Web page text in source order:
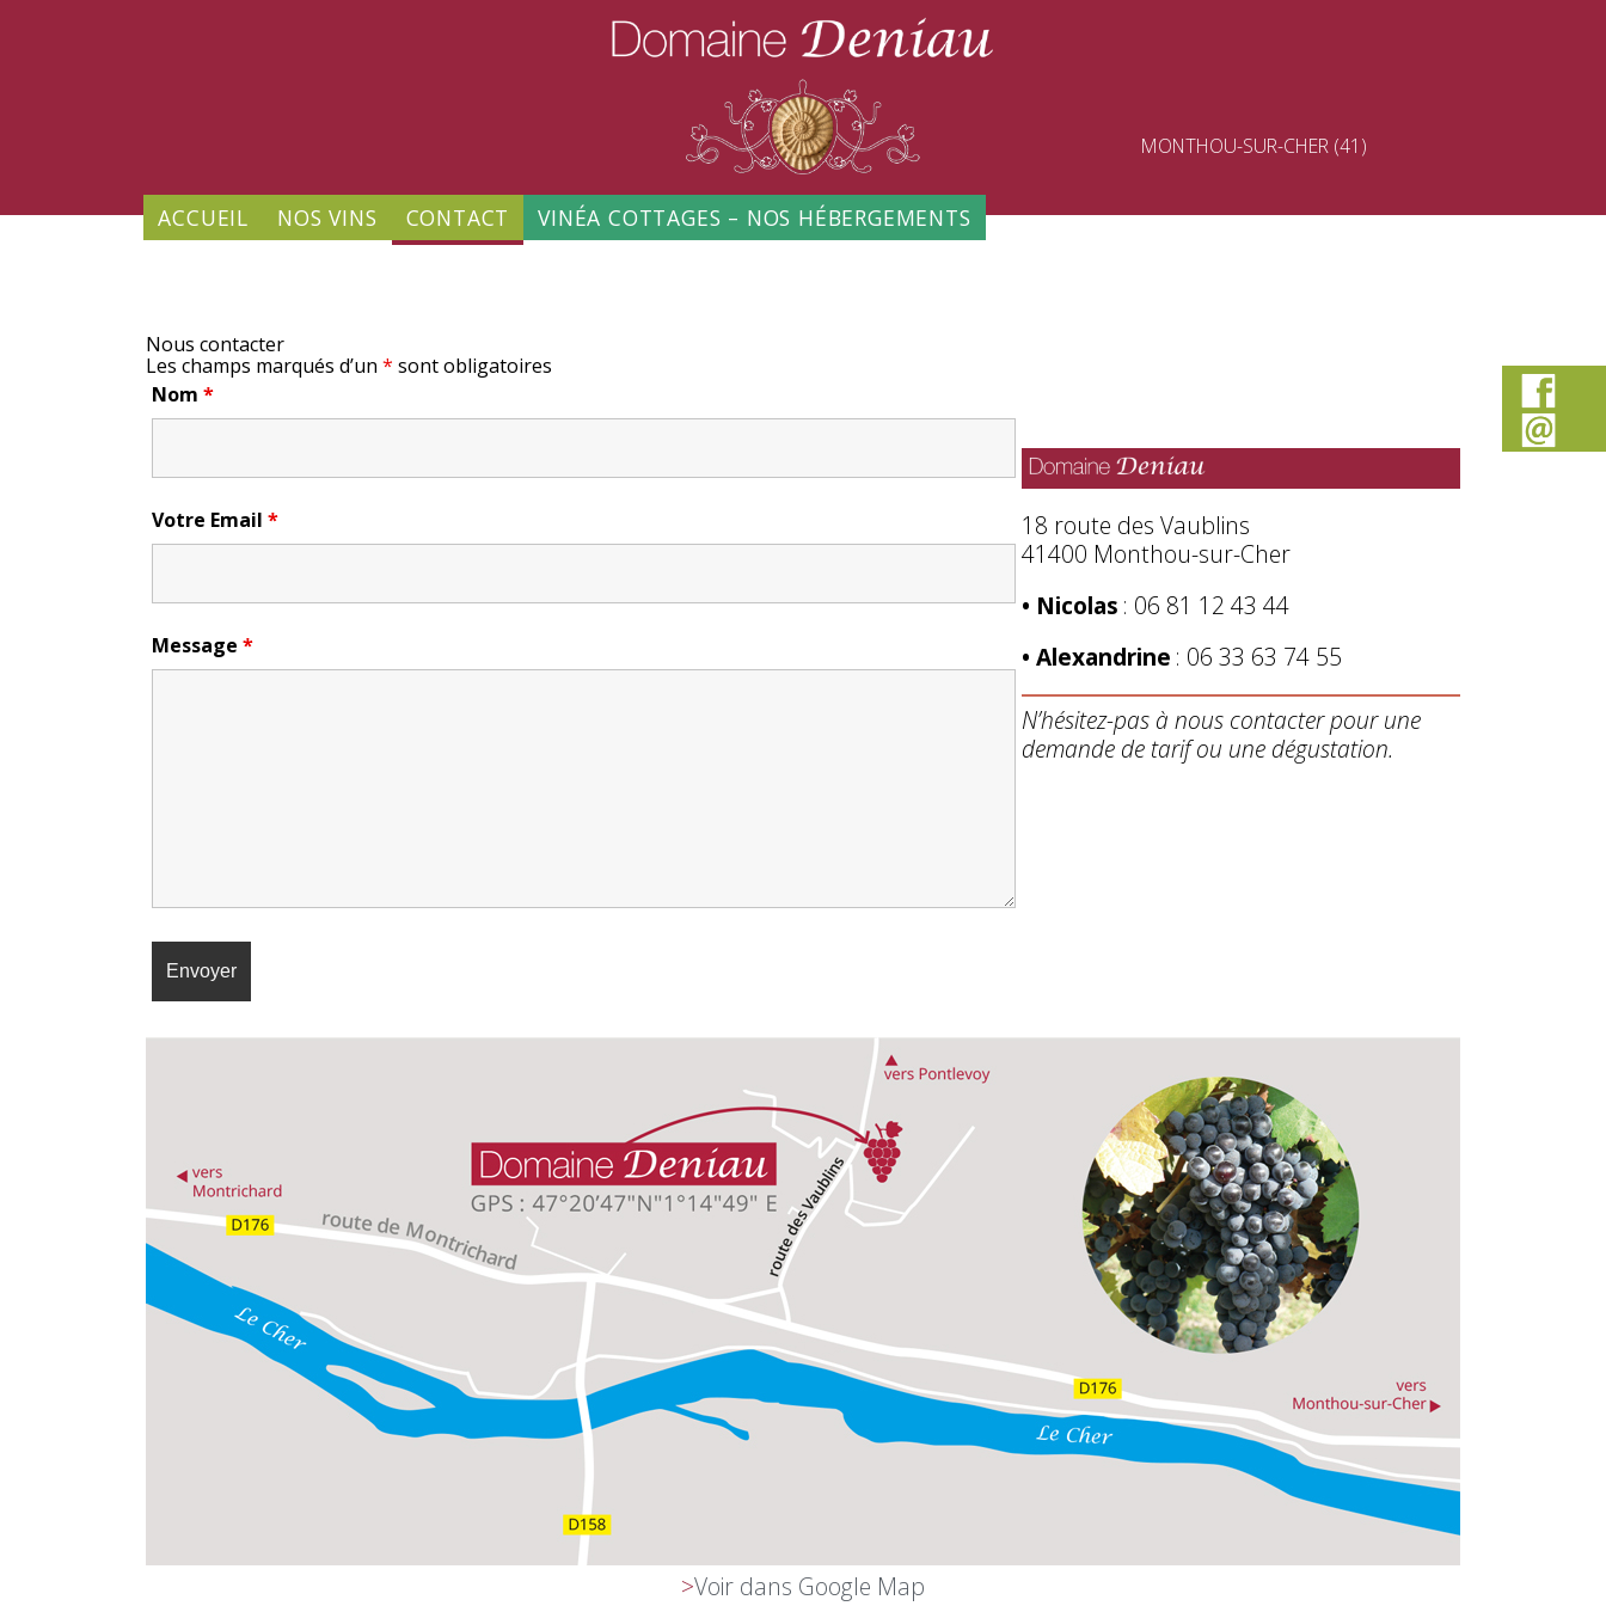
Les
Deniau
MONTHOU-SUR-CHER (41)
ACCUEIL NOS VINS CONTACT VINÉA COTTAGES – NOS HÉBERGEMENTS
Nous contacter
Les champs marqués d’un * sont obligatoires
Nom *
Votre Email *
Message *
18 route des Vaublins
41400 Monthou-sur-Cher
• Nicolas : 06 81 12 43 44
• Alexandrine : 06 33 63 74 55
N’hésitez-pas à nous contacter pour une
demande de tarif ou une dégustation.
>Voir dans Google Map